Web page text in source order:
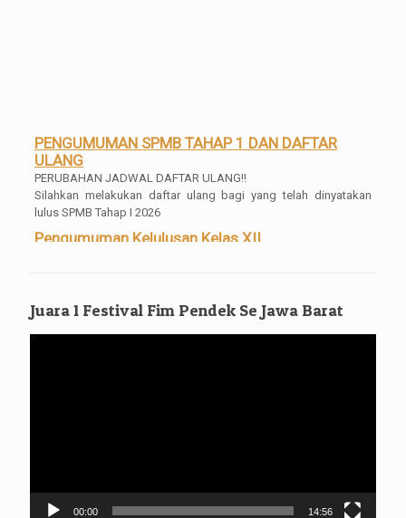
PENGUMUMAN SPMB TAHAP 1 DAN DAFTAR
ULANG
PERUBAHAN JADWAL DAFTAR ULANG!!
Silahkan melakukan daftar ulang bagi yang telah dinyatakan
lulus SPMB Tahap I 2026
Pengumuman Kelulusan Kelas XII
Pengambilan Ijazah Gratis
Juara 1 Festival Fim Pendek Se Jawa Barat
00:00 14:56